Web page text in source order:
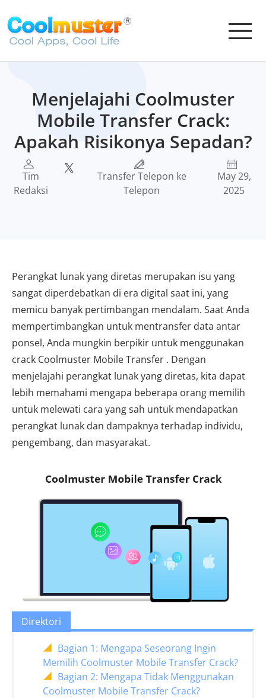
Menjelajahi Coolmuster
Mobile Transfer Crack:
Apakah Risikonya Sepadan?
Tim
Redaksi
Transfer Telepon ke
Telepon
May 29,
2025
Perangkat lunak yang diretas merupakan isu yang
sangat diperdebatkan di era digital saat ini, yang
memicu banyak pertimbangan mendalam. Saat Anda
mempertimbangkan untuk mentransfer data antar
ponsel, Anda mungkin berpikir untuk menggunakan
crack Coolmuster Mobile Transfer . Dengan
menjelajahi perangkat lunak yang diretas, kita dapat
lebih memahami mengapa beberapa orang memilih
untuk melewati cara yang sah untuk mendapatkan
perangkat lunak dan dampaknya terhadap individu,
pengembang, dan masyarakat.
Direktori
Bagian 1: Mengapa Seseorang Ingin
Memilih Coolmuster Mobile Transfer Crack?
Bagian 2: Mengapa Tidak Menggunakan
Coolmuster Mobile Transfer Crack?